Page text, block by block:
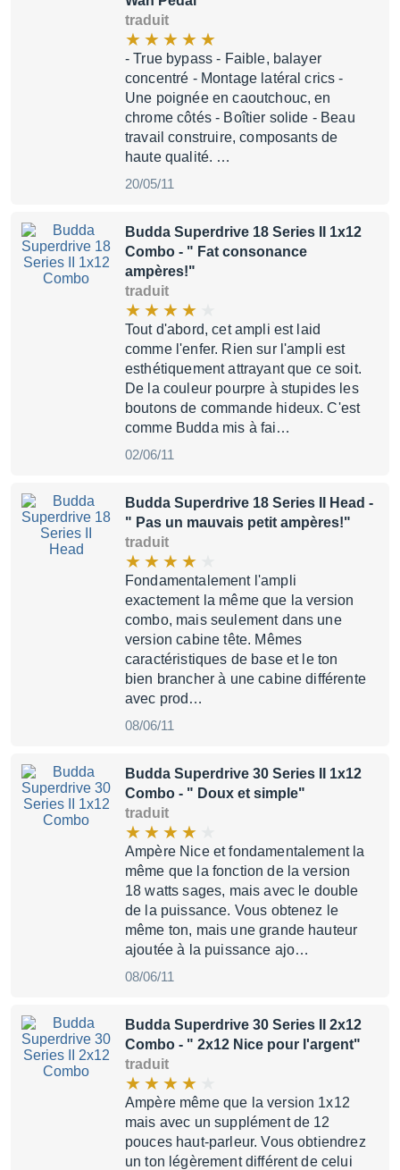
traduit
- True bypass - Faible, balayer
concentré - Montage latéral crics -
Une poignée en caoutchouc, en
chrome côtés - Boîtier solide - Beau
travail construire, composants de
haute qualité. …
20/05/11
Budda Superdrive 18 Series II 1x12
Combo - " Fat consonance
ampères!"
traduit
Tout d'abord, cet ampli est laid
comme l'enfer. Rien sur l'ampli est
esthétiquement attrayant que ce soit.
De la couleur pourpre à stupides les
boutons de commande hideux. C'est
comme Budda mis à fai…
02/06/11
Budda Superdrive 18 Series II Head -
" Pas un mauvais petit ampères!"
traduit
Fondamentalement l'ampli
exactement la même que la version
combo, mais seulement dans une
version cabine tête. Mêmes
caractéristiques de base et le ton
bien brancher à une cabine différente
avec prod…
08/06/11
Budda Superdrive 30 Series II 1x12
Combo - " Doux et simple"
traduit
Ampère Nice et fondamentalement la
même que la fonction de la version
18 watts sages, mais avec le double
de la puissance. Vous obtenez le
même ton, mais une grande hauteur
ajoutée à la puissance ajo…
08/06/11
Budda Superdrive 30 Series II 2x12
Combo - " 2x12 Nice pour l'argent"
traduit
Ampère même que la version 1x12
mais avec un supplément de 12
pouces haut-parleur. Vous obtiendrez
un ton légèrement différent de celui